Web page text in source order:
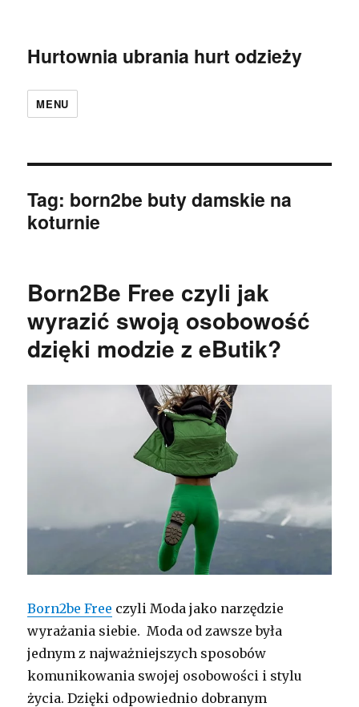
Hurtownia ubrania hurt odzieży
MENU
Tag: born2be buty damskie na
koturnie
Born2Be Free czyli jak
wyrazić swoją osobowość
dzięki modzie z eButik?
Born2be Free czyli Moda jako narzędzie
wyrażania siebie. Moda od zawsze była
jednym z najważniejszych sposobów
komunikowania swojej osobowości i stylu
życia. Dzięki odpowiednio dobranym